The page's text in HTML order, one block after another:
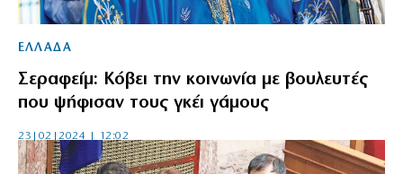
ΕΛΛΑΔΑ
Σεραφείμ: Κόβει την κοινωνία με βουλευτές
που ψήφισαν τους γκέι γάμους
23|02|2024 | 12:02